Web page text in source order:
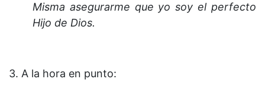
Misma asegurarme que yo soy el perfecto
Hijo de Dios.
3. A la hora en punto: